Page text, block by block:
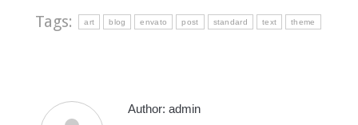
Tags:
art blog envato post standard text theme
Author: admin